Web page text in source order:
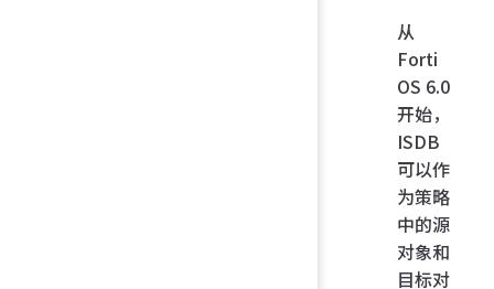
从
Forti
OS 6.0
开始，
ISDB
可以作
为策略
中的源
对象和
目标对